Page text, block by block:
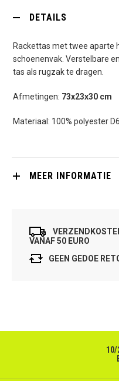
DETAILS
Rackettas met twee aparte
schoenenvak. Verstelbare
tas als rugzak te dragen.
Afmetingen: 73x23x30 cm
Materiaal: 100% polyester
MEER INFORMATIE
VANAF 50 EURO
GEEN GEDOE
10/